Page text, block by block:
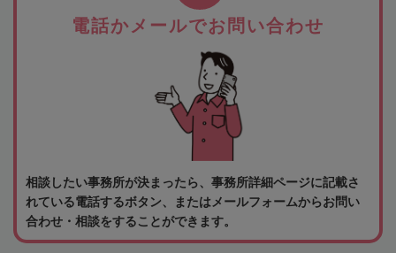
電話かメールでお問い合わせ
相談したい事務所が決まったら、事務所詳細ページに記載さ
れている電話するボタン、またはメールフォームからお問い
合わせ・相談をすることができます。